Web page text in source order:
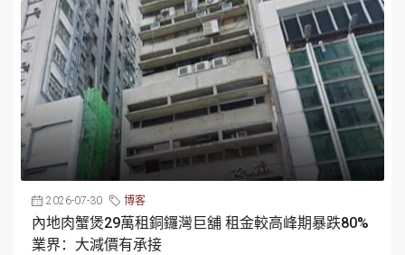
2026-07-30 博客
內地肉蟹煲29萬租銅鑼灣巨舖 租金較高峰期暴跌80%
業界：大減價有承接